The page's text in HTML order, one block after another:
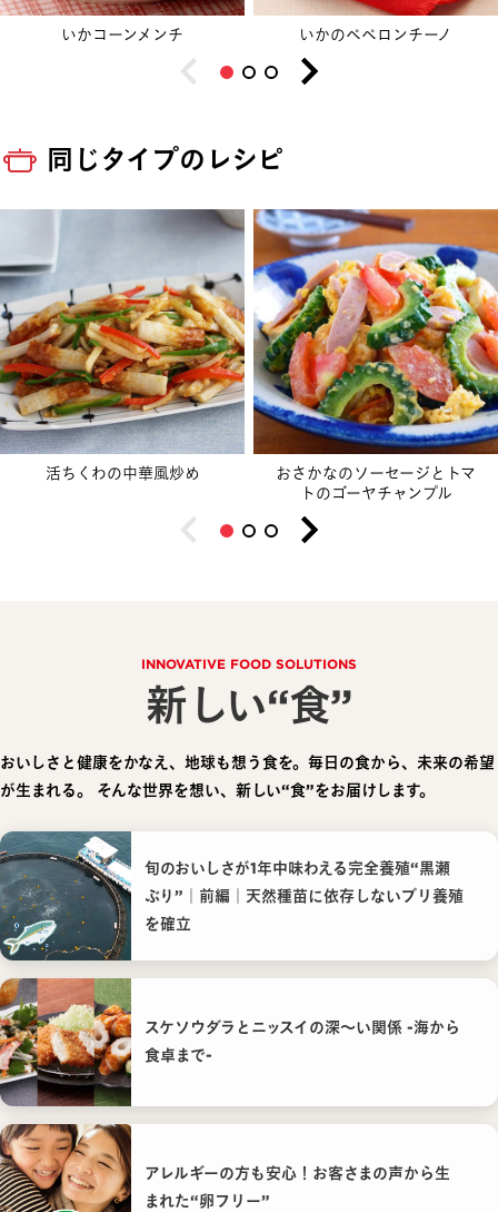
いかコーンメンチ いかのペペロンチーノ
同じタイプのレシピ
活ちくわの中華風炒め
おさかなのソーセージとトマ
トのゴーヤチャンプル
INNOVATIVE FOOD SOLUTIONS
新しい“食”
おいしさと健康をかなえ、地球も想う食を。毎日の食から、未来の希望
が生まれる。
そんな世界を想い、新しい“食”をお届けします。
旬のおいしさが1年中味わえる完全養殖“黒瀬
ぶり”｜前編｜天然種苗に依存しないブリ養殖
を確立
スケソウダラとニッスイの深〜い関係 -海から
食卓まで-
アレルギーの方も安心！お客さまの声から生
まれた“卵フリー”